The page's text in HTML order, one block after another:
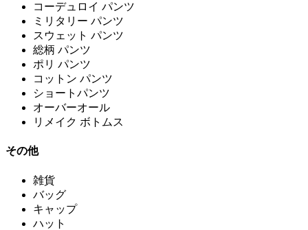
コーデュロイ パンツ
ミリタリー パンツ
スウェット パンツ
総柄 パンツ
ポリ パンツ
コットン パンツ
ショートパンツ
オーバーオール
リメイク ボトムス
その他
雑貨
バッグ
キャップ
ハット